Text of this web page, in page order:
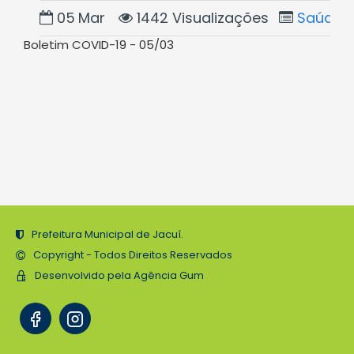
05 Mar 1442 Visualizações Saúde
Boletim COVID-19 - 05/03
Prefeitura Municipal de Jacuí.
Copyright - Todos Direitos Reservados
Desenvolvido pela Agência Gum